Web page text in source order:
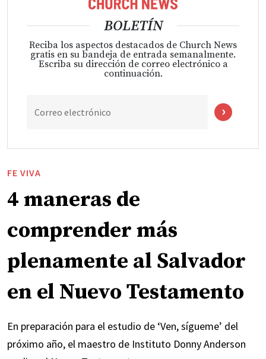
BOLETÍN
Reciba los aspectos destacados de Church News
gratis en su bandeja de entrada semanalmente.
Escriba su dirección de correo electrónico a
continuación.
Correo electrónico
FE VIVA
4 maneras de
comprender más
plenamente al Salvador
en el Nuevo Testamento
En preparación para el estudio de ‘Ven, sígueme’ del
próximo año, el maestro de Instituto Donny Anderson